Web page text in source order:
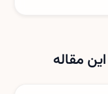
مقاله